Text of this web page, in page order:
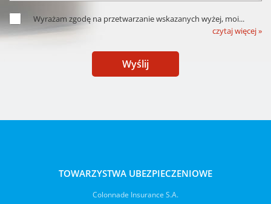
Wyrażam zgodę na przetwarzanie wskazanych wyżej, moi...
czytaj więcej »
Wyślij
TOWARZYSTWA UBEZPIECZENIOWE
Colonnade Insurance S.A.